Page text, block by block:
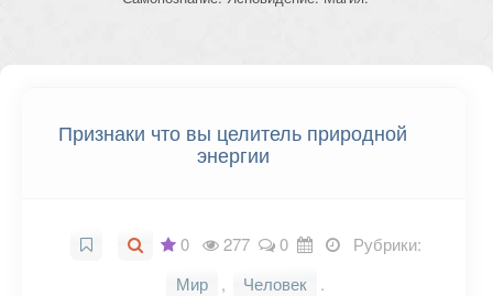
Признаки что вы целитель природной
энергии
0 277 0
Рубрики:
Мир
, Человек .